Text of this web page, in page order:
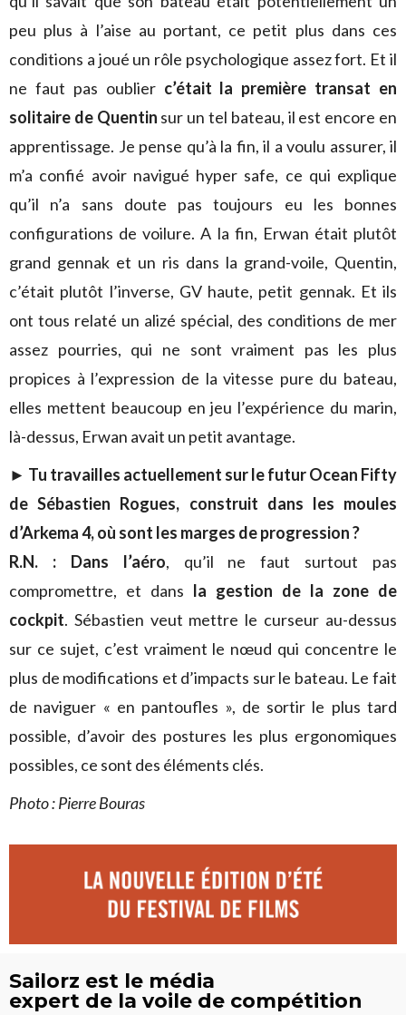
peu plus à l’aise au portant, ce petit plus dans ces
conditions a joué un rôle psychologique assez fort. Et il
ne faut pas oublier c’était la première transat en
solitaire de Quentin sur un tel bateau, il est encore en
apprentissage. Je pense qu’à la fin, il a voulu assurer, il
m’a confié avoir navigué hyper safe, ce qui explique
qu’il n’a sans doute pas toujours eu les bonnes
configurations de voilure. A la fin, Erwan était plutôt
grand gennak et un ris dans la grand-voile, Quentin,
c’était plutôt l’inverse, GV haute, petit gennak. Et ils
ont tous relaté un alizé spécial, des conditions de mer
assez pourries, qui ne sont vraiment pas les plus
propices à l’expression de la vitesse pure du bateau,
elles mettent beaucoup en jeu l’expérience du marin,
là-dessus, Erwan avait un petit avantage.
► Tu travailles actuellement sur le futur Ocean Fifty
de Sébastien Rogues, construit dans les moules
d’Arkema 4, où sont les marges de progression ?
R.N. :
Dans l’aéro, qu’il ne faut surtout pas
compromettre, et dans la gestion de la zone de
cockpit. Sébastien veut mettre le curseur au-dessus
sur ce sujet, c’est vraiment le nœud qui concentre le
plus de modifications et d’impacts sur le bateau. Le fait
de naviguer « en pantoufles », de sortir le plus tard
possible, d’avoir des postures les plus ergonomiques
possibles, ce sont des éléments clés.
Photo : Pierre Bouras
Sailorz est le média
expert de la voile de compétition